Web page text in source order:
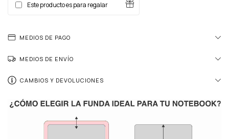
Este producto es para regalar
MEDIOS DE PAGO
MEDIOS DE ENVÍO
CAMBIOS Y DEVOLUCIONES